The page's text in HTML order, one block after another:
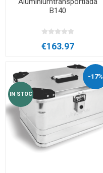
B140
€163.97
-17%
IN STOC